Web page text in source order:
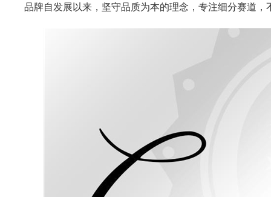
品牌自发展以来，坚守品质为本的理念，专注细分赛道